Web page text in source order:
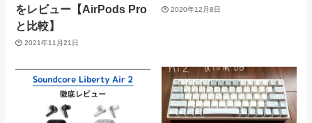
をレビュー【AirPods Pro
と比較】
2021年11月21日
2020年12月8日